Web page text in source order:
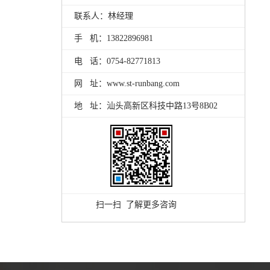
联系人：林经理
手 机：13822896981
电 话：0754-82771813
网 址：www.st-runbang.com
地 址：汕头高新区科技中路13号8B02
扫一扫 了解更多咨询